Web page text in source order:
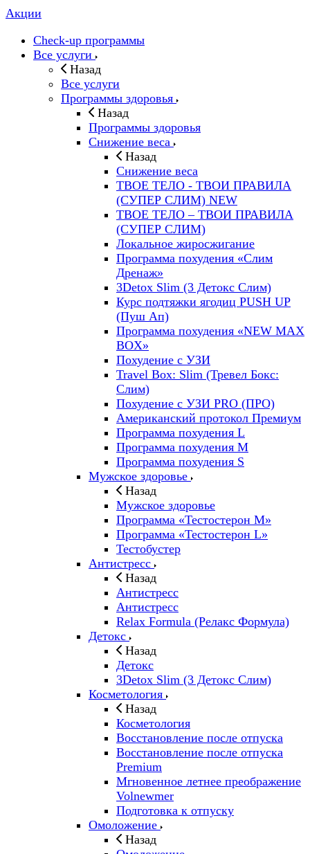
Акции
Check-up программы
Все услуги
Назад
Все услуги
Программы здоровья
Назад
Программы здоровья
Снижение веса
Назад
Снижение веса
ТВОЕ ТЕЛО - ТВОИ ПРАВИЛА
(СУПЕР СЛИМ) NEW
ТВОЕ ТЕЛО – ТВОИ ПРАВИЛА
(СУПЕР СЛИМ)
Локальное жиросжигание
Программа похудения «Слим
Дренаж»
3Detox Slim (3 Детокс Слим)
Курс подтяжки ягодиц PUSH UP
(Пуш Ап)
Программа похудения «NEW MAX
BOX»
Похудение с УЗИ
Travel Box: Slim (Тревел Бокс:
Слим)
Похудение с УЗИ PRO (ПРО)
Американский протокол Премиум
Программа похудения L
Программа похудения M
Программа похудения S
Мужское здоровье
Назад
Мужское здоровье
Программа «Тестостерон M»
Программа «Тестостерон L»
Тестобустер
Антистресс
Назад
Антистресс
Антистресс
Relax Formula (Релакс Формула)
Детокс
Назад
Детокс
3Detox Slim (3 Детокс Слим)
Косметология
Назад
Косметология
Восстановление после отпуска
Восстановление после отпуска
Premium
Мгновенное летнее преображение
Volnewmer
Подготовка к отпуску
Омоложение
Назад